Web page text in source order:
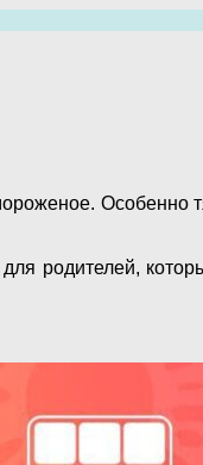
Особенно
родителей,